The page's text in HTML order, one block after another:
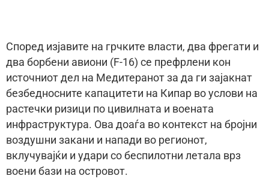
Според изјавите на грчките власти, два фрегати и
два борбени авиони (F-16) се префрлени кон
источниот дел на Медитеранот за да ги зајакнат
безбедносните капацитети на Кипар во услови на
растечки ризици по цивилната и воената
инфраструктура. Ова доаѓа во контекст на бројни
воздушни закани и напади во регионот,
вклучувајќи и удари со беспилотни летала врз
воени бази на островот.